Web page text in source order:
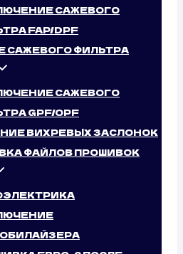
САЖЕВОГО
FAP/DPF
САЖЕВОГО ФИЛЬТРА
САЖЕВОГО
GPF/OPF
ВИХРЕВЫХ ЗАСЛОНОК
ФАЙЛОВ ПРОШИВОК
TDI PD
SEAT
1.9 TDI
НУЖНО